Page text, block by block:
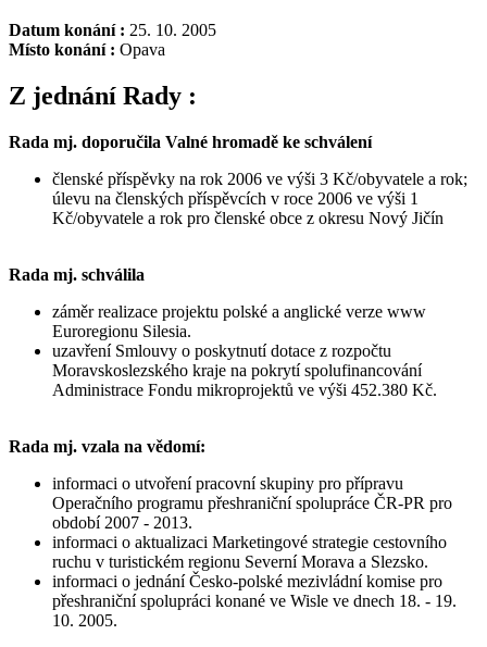
Datum konání : 25. 10. 2005
Místo konání : Opava
Z jednání Rady :
Rada mj. doporučila Valné hromadě ke schválení
členské příspěvky na rok 2006 ve výši 3 Kč/obyvatele a rok;
úlevu na členských příspěvcích v roce 2006 ve výši 1
Kč/obyvatele a rok pro členské obce z okresu Nový Jičín
Rada mj. schválila
záměr realizace projektu polské a anglické verze www
Euroregionu Silesia.
uzavření Smlouvy o poskytnutí dotace z rozpočtu
Moravskoslezského kraje na pokrytí spolufinancování
Administrace Fondu mikroprojektů ve výši 452.380 Kč.
Rada mj. vzala na vědomí:
informaci o utvoření pracovní skupiny pro přípravu
Operačního programu přeshraniční spolupráce ČR-PR pro
období 2007 - 2013.
informaci o aktualizaci Marketingové strategie cestovního
ruchu v turistickém regionu Severní Morava a Slezsko.
informaci o jednání Česko-polské mezivládní komise pro
přeshraniční spolupráci konané ve Wisle ve dnech 18. - 19.
10. 2005.